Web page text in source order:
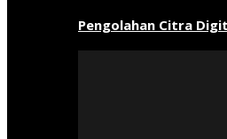
Pengolahan Citra